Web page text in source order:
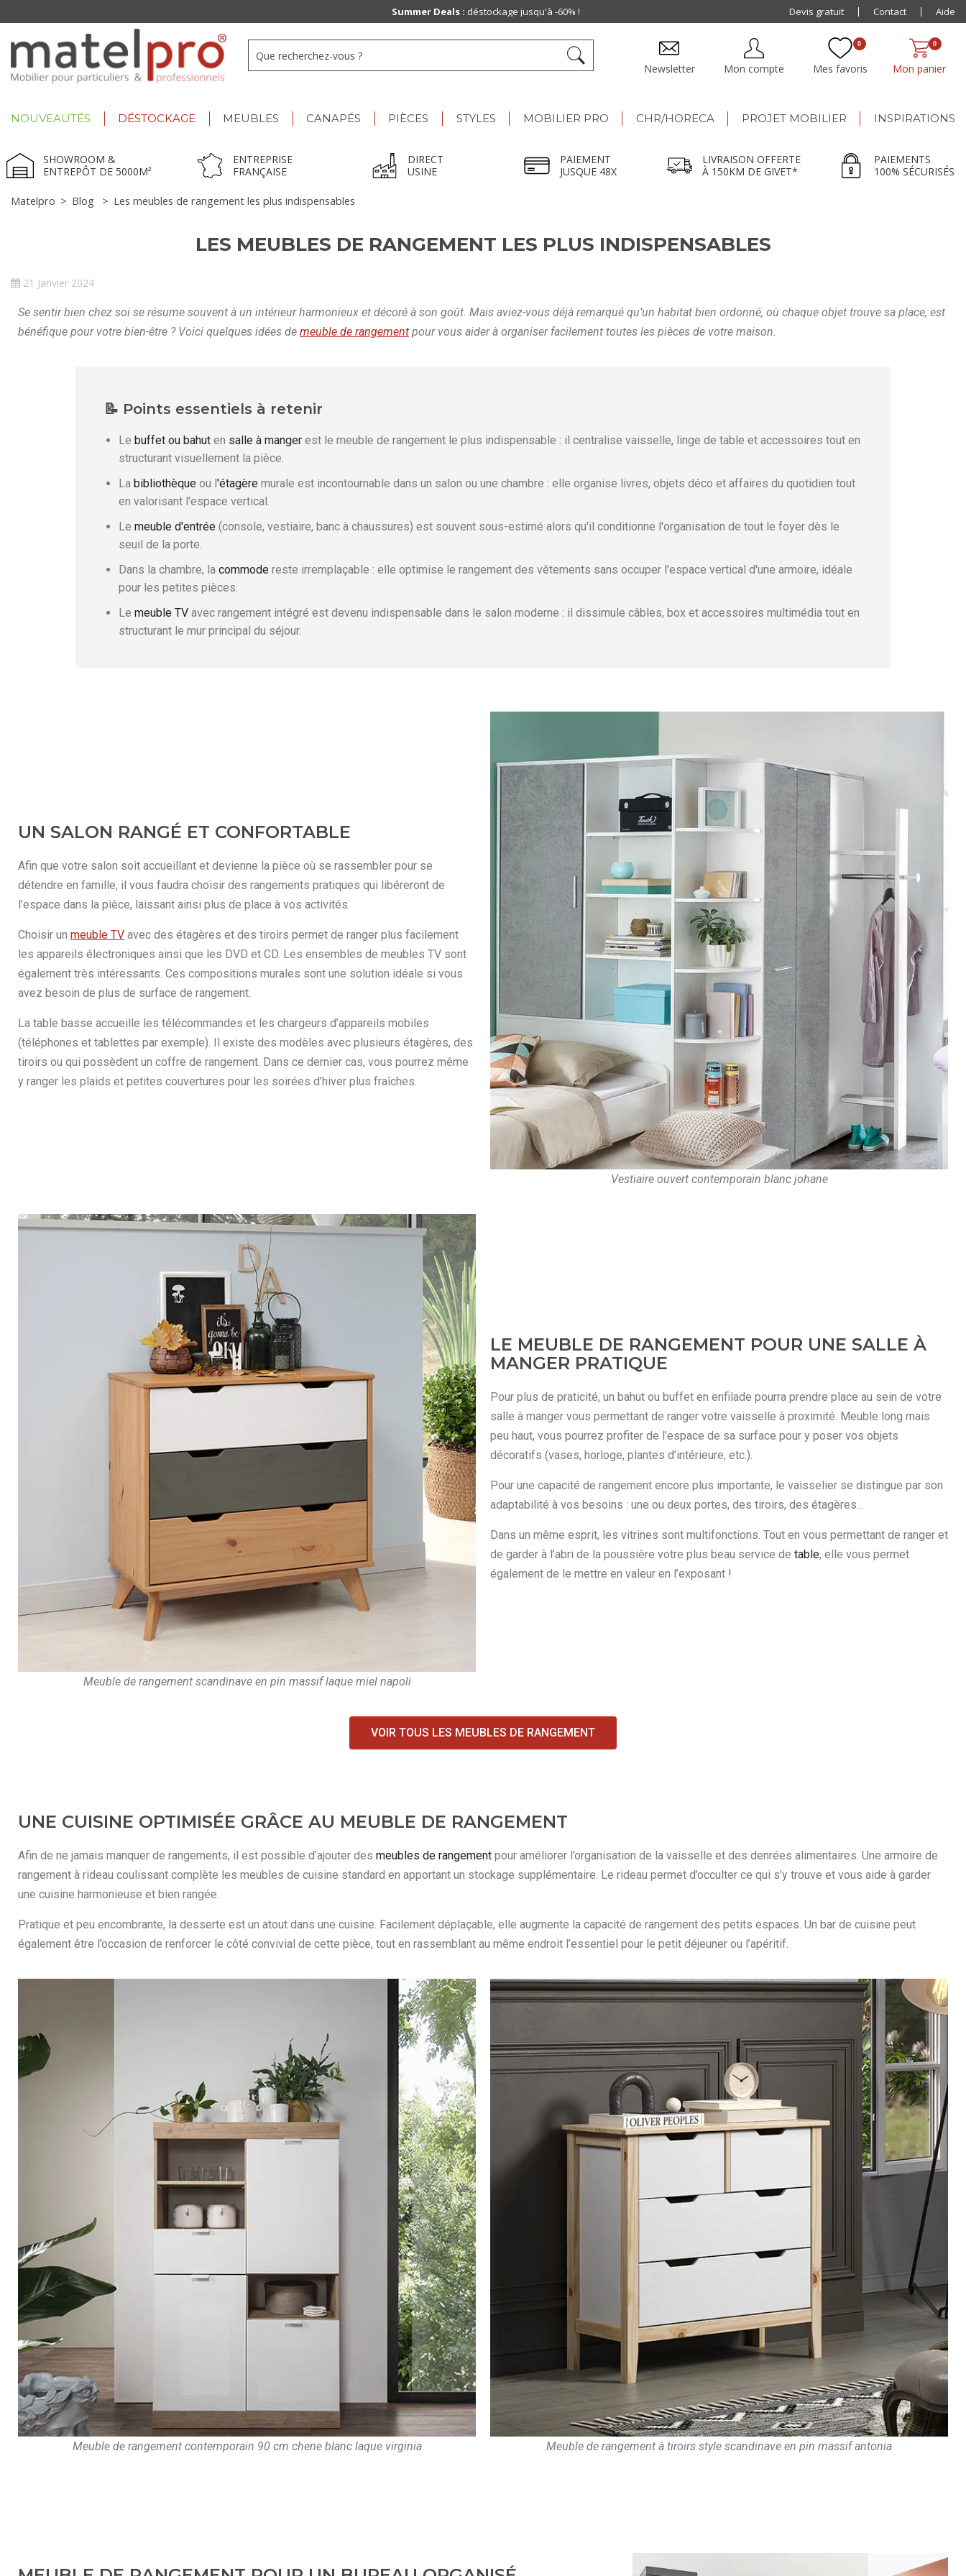
Mon panier
0
Mes favoris
0
Mon compte
Newsletter
NOUVEAUTÉS DÉSTOCKAGE MEUBLES CANAPÉS PIÈCES STYLES MOBILIER PRO CHR/HORECA PROJET MOBILIER INSPIRATIONS
SHOWROOM &
ENTREPÔT DE 5000M²
ENTREPRISE
FRANÇAISE
DIRECT
USINE
PAIEMENT
JUSQUE 48X
LIVRAISON OFFERTE
À 150KM DE GIVET*
PAIEMENTS
100% SÉCURISÉS
Matelpro > Blog > Les meubles de rangement les plus indispensables
LES MEUBLES DE RANGEMENT LES PLUS INDISPENSABLES
21 Janvier 2024
Se sentir bien chez soi se résume souvent à un intérieur harmonieux et décoré à son goût. Mais aviez-vous déjà remarqué qu’un habitat bien ordonné, où chaque objet trouve sa place, est
bénéfique pour votre bien-être ? Voici quelques idées de meuble de rangement pour vous aider à organiser facilement toutes les pièces de votre maison.
📝 Points essentiels à retenir
Le buffet ou bahut en salle à manger est le meuble de rangement le plus indispensable : il centralise vaisselle, linge de table et accessoires tout en
structurant visuellement la pièce.
La bibliothèque ou l 'étagère murale est incontournable dans un salon ou une chambre : elle organise livres, objets déco et affaires du quotidien tout
en valorisant l'espace vertical.
Le meuble d'entrée (console, vestiaire, banc à chaussures) est souvent sous-estimé alors qu'il conditionne l'organisation de tout le foyer dès le
seuil de la porte.
Dans la chambre, la commode reste irremplaçable : elle optimise le rangement des vêtements sans occuper l'espace vertical d'une armoire, idéale
pour les petites pièces.
Le meuble TV avec rangement intégré est devenu indispensable dans le salon moderne : il dissimule câbles, box et accessoires multimédia tout en
structurant le mur principal du séjour.
UN SALON RANGÉ ET CONFORTABLE
Afin que votre salon soit accueillant et devienne la pièce où se rassembler pour se
détendre en famille, il vous faudra choisir des rangements pratiques qui libéreront de
l’espace dans la pièce, laissant ainsi plus de place à vos activités.
Choisir un meuble TV avec des étagères et des tiroirs permet de ranger plus facilement
les appareils électroniques ainsi que les DVD et CD. Les ensembles de meubles TV sont
également très intéressants. Ces compositions murales sont une solution idéale si vous
avez besoin de plus de surface de rangement.
La table basse accueille les télécommandes et les chargeurs d’appareils mobiles
(téléphones et tablettes par exemple). Il existe des modèles avec plusieurs étagères, des
tiroirs ou qui possèdent un coffre de rangement. Dans ce dernier cas, vous pourrez même
y ranger les plaids et petites couvertures pour les soirées d’hiver plus fraîches.
Vestiaire ouvert contemporain blanc johane
Meuble de rangement scandinave en pin massif laque miel napoli
LE MEUBLE DE RANGEMENT POUR UNE SALLE À
MANGER PRATIQUE
Pour plus de praticité, un bahut ou buffet en enfilade pourra prendre place au sein de votre
salle à manger vous permettant de ranger votre vaisselle à proximité. Meuble long mais
peu haut, vous pourrez profiter de l’espace de sa surface pour y poser vos objets
décoratifs (vases, horloge, plantes d’intérieure, etc.).
Pour une capacité de rangement encore plus importante, le vaisselier se distingue par son
adaptabilité à vos besoins : une ou deux portes, des tiroirs, des étagères…
Dans un même esprit, les vitrines sont multifonctions. Tout en vous permettant de ranger et
de garder à l’abri de la poussière votre plus beau service de table, elle vous permet
également de le mettre en valeur en l’exposant !
VOIR TOUS LES MEUBLES DE RANGEMENT
UNE CUISINE OPTIMISÉE GRÂCE AU MEUBLE DE RANGEMENT
Afin de ne jamais manquer de rangements, il est possible d’ajouter des meubles de rangement pour améliorer l’organisation de la vaisselle et des denrées alimentaires. Une armoire de
rangement à rideau coulissant complète les meubles de cuisine standard en apportant un stockage supplémentaire. Le rideau permet d’occulter ce qui s’y trouve et vous aide à garder
une cuisine harmonieuse et bien rangée.
Pratique et peu encombrante, la desserte est un atout dans une cuisine. Facilement déplaçable, elle augmente la capacité de rangement des petits espaces. Un bar de cuisine peut
également être l’occasion de renforcer le côté convivial de cette pièce, tout en rassemblant au même endroit l’essentiel pour le petit déjeuner ou l’apéritif.
Meuble de rangement contemporain 90 cm chene blanc laque virginia Meuble de rangement à tiroirs style scandinave en pin massif antonia
Summer Deals : déstockage jusqu'à -60% ! Paiement jusqu'à48x
Devis gratuit Contact Aide